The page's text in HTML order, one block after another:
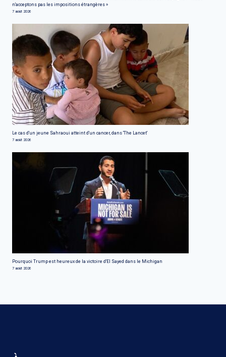
n'acceptons pas les impositions étrangères »
7 août 2026
Le cas d'un jeune Sahraoui atteint d'un cancer, dans 'The Lancet'
7 août 2026
Pourquoi Trump est heureux de la victoire d'El Sayed dans le Michigan
7 août 2026